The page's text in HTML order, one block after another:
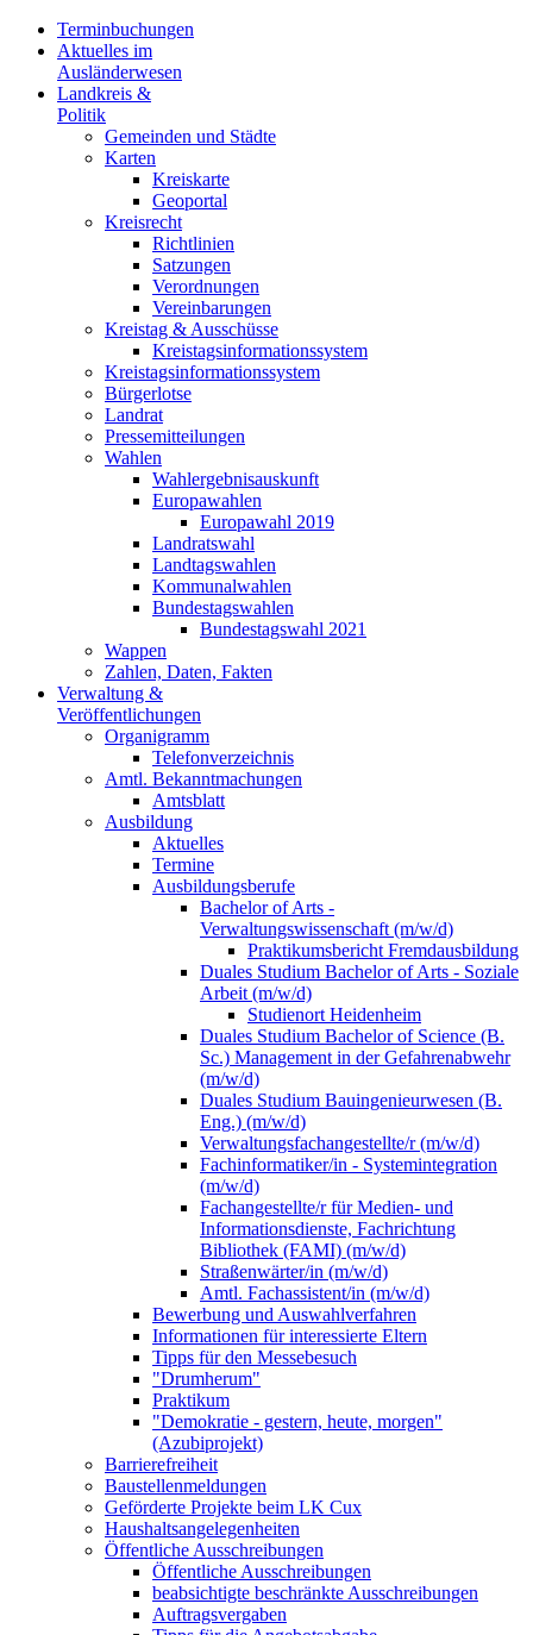
Terminbuchungen
Aktuelles im
Ausländerwesen
Landkreis &
Politik
Gemeinden und Städte
Karten
Kreiskarte
Geoportal
Kreisrecht
Richtlinien
Satzungen
Verordnungen
Vereinbarungen
Kreistag & Ausschüsse
Kreistagsinformationssystem
Kreistagsinformationssystem
Bürgerlotse
Landrat
Pressemitteilungen
Wahlen
Wahlergebnisauskunft
Europawahlen
Europawahl 2019
Landratswahl
Landtagswahlen
Kommunalwahlen
Bundestagswahlen
Bundestagswahl 2021
Wappen
Zahlen, Daten, Fakten
Verwaltung &
Veröffentlichungen
Organigramm
Telefonverzeichnis
Amtl. Bekanntmachungen
Amtsblatt
Ausbildung
Aktuelles
Termine
Ausbildungsberufe
Bachelor of Arts -
Verwaltungswissenschaft (m/w/d)
Praktikumsbericht Fremdausbildung
Duales Studium Bachelor of Arts - Soziale
Arbeit (m/w/d)
Studienort Heidenheim
Duales Studium Bachelor of Science (B.
Sc.) Management in der Gefahrenabwehr
(m/w/d)
Duales Studium Bauingenieurwesen (B.
Eng.) (m/w/d)
Verwaltungsfachangestellte/r (m/w/d)
Fachinformatiker/in - Systemintegration
(m/w/d)
Fachangestellte/r für Medien- und
Informationsdienste, Fachrichtung
Bibliothek (FAMI) (m/w/d)
Straßenwärter/in (m/w/d)
Amtl. Fachassistent/in (m/w/d)
Bewerbung und Auswahlverfahren
Informationen für interessierte Eltern
Tipps für den Messebesuch
"Drumherum"
Praktikum
"Demokratie - gestern, heute, morgen"
(Azubiprojekt)
Barrierefreiheit
Baustellenmeldungen
Geförderte Projekte beim LK Cux
Haushaltsangelegenheiten
Öffentliche Ausschreibungen
Öffentliche Ausschreibungen
beabsichtigte beschränkte Ausschreibungen
Auftragsvergaben